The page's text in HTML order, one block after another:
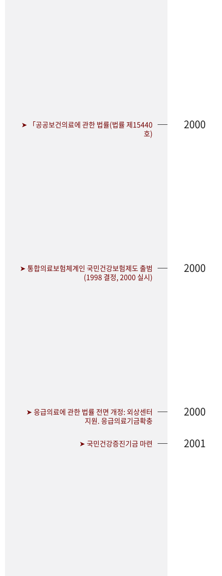
➤ 「공공보건의료에 관한 법률(법률 제15440
호)
2000
➤ 통합의료보험체계인 국민건강보험제도 출범
(1998 결정, 2000 실시)
2000
➤ 응급의료에 관한 법률 전면 개정: 외상센터
지원. 응급의료기금확충
2000
➤ 국민건강증진기금 마련 2001